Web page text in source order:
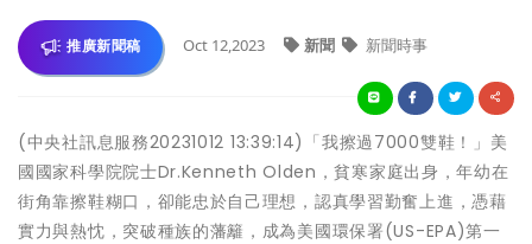
推廣新聞稿 Oct 12,2023 新聞 新聞時事
(中央社訊息服務20231012 13:39:14)「我擦過7000雙鞋！」美
國國家科學院院士Dr.Kenneth Olden，貧寒家庭出身，年幼在
街角靠擦鞋糊口，卻能忠於自己理想，認真學習勤奮上進，憑藉
實力與熱忱，突破種族的藩籬，成為美國環保署(US-EPA)第一